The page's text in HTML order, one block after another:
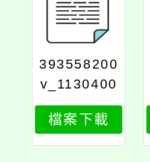
393558200
v_1130400
008_5831
檔案下載